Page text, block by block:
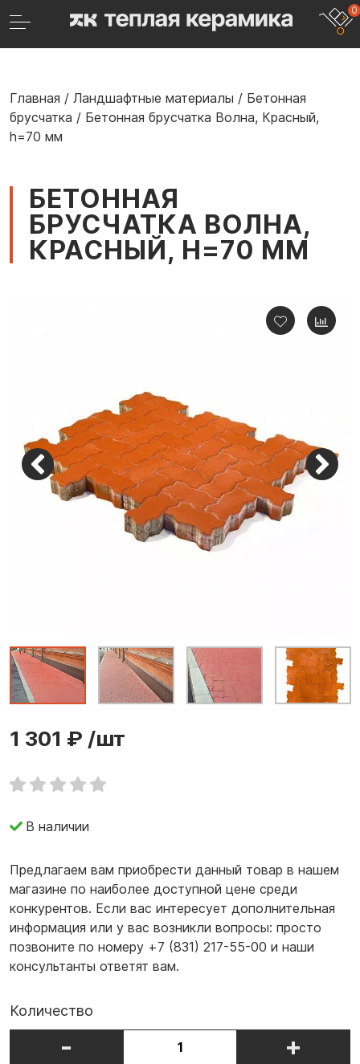
0
Главная / Ландшафтные материалы / Бетонная
брусчатка / Бетонная брусчатка Волна, Красный,
h=70 мм
БЕТОННАЯ
БРУСЧАТКА ВОЛНА,
КРАСНЫЙ, H=70 ММ
1 301 ₽ /шт
В наличии
Предлагаем вам приобрести данный товар в нашем
магазине по наиболее доступной цене среди
конкурентов. Если вас интересует дополнительная
информация или у вас возникли вопросы: просто
позвоните по номеру +7 (831) 217-55-00 и наши
консультанты ответят вам.
Количество
- +